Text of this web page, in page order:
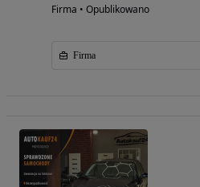
Firma • Opublikowano
Firma